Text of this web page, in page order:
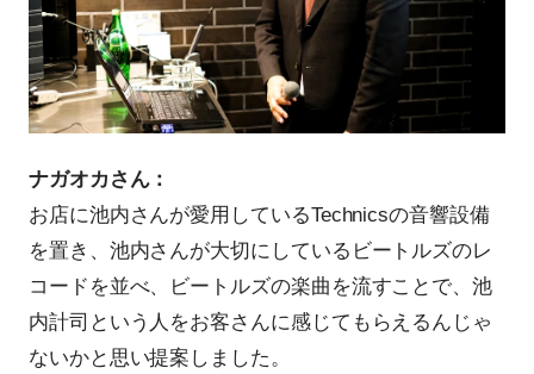
ナガオカさん：
お店に池内さんが愛用しているTechnicsの音響設備
を置き、池内さんが大切にしているビートルズのレ
コードを並べ、ビートルズの楽曲を流すことで、池
内計司という人をお客さんに感じてもらえるんじゃ
ないかと思い提案しました。